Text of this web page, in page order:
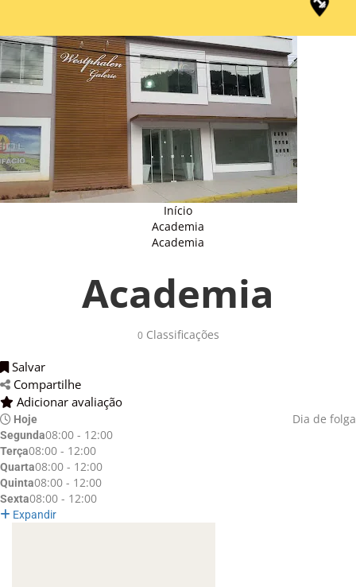
Início
Academia
Academia
Academia
0Classificações
Salvar
Compartilhe
Adicionar avaliação
Hoje Dia de folga
Segunda08:00 - 12:00
Terça08:00 - 12:00
Quarta08:00 - 12:00
Quinta08:00 - 12:00
Sexta08:00 - 12:00
Expandir